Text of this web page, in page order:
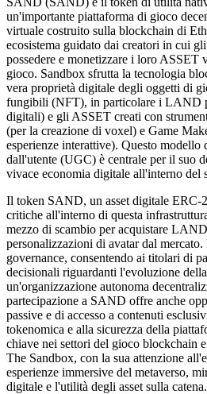
un'importante piattaforma di gioco
virtuale costruito sulla blockchain di
ecosistema guidato dai creatori in cui
possedere e monetizzare i loro ASSET
gioco. Sandbox sfrutta la tecnologia
vera proprietà digitale degli oggetti di
fungibili (NFT), in particolare i LAND
digitali) e gli ASSET creati con
(per la creazione di voxel) e Game
esperienze interattive). Questo modello
dall'utente (UGC) è centrale per il suo
vivace economia digitale all'interno del
Il token SAND, un asset digitale ERC-
critiche all'interno di questa
mezzo di scambio per acquistare
personalizzazioni di avatar dal
governance, consentendo ai titolari di
decisionali riguardanti l'evoluzione
un'organizzazione autonoma
partecipazione a SAND offre anche
passive e di accesso a contenuti
tokenomica e alla sicurezza della
chiave nei settori del gioco blockchain
The Sandbox, con la sua attenzione
esperienze immersive del metaverso,
digitale e l'utilità degli asset sulla catena.